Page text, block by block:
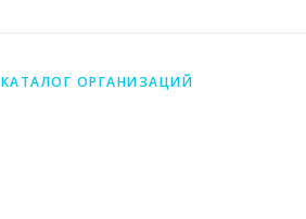
КАТАЛОГ ОРГАНИЗАЦИЙ